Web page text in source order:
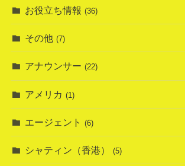
お役立ち情報 (36)
その他 (7)
アナウンサー (22)
アメリカ (1)
エージェント (6)
シャティン（香港） (5)